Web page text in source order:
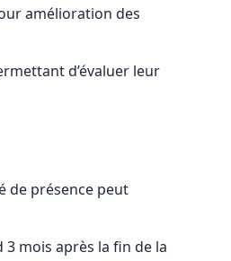
amélioration des
d’évaluer leur
de présence peut
mois après la fin de la